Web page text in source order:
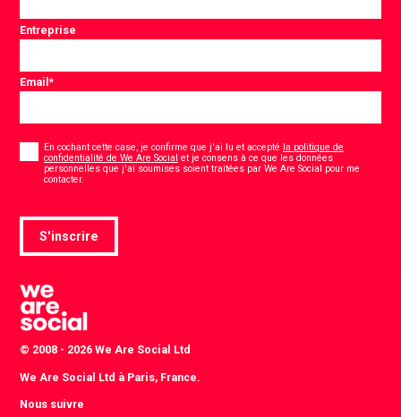
Entreprise
Email*
Consentement
En cochant cette case, je confirme que j'ai lu et accepté la politique de
confidentialité de We Are Social et je consens à ce que les données
personnelles que j'ai soumises soient traitées par We Are Social pour me
contacter.
S'inscrire
© 2008 - 2026 We Are Social Ltd
We Are Social Ltd à Paris, France.
Nous suivre